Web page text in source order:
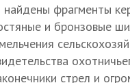
фрагменты
и бронзовые
стрел и